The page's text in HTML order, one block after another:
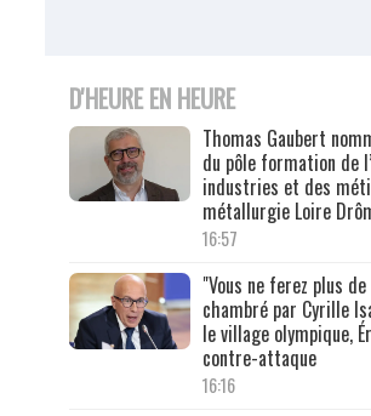
D'HEURE EN HEURE
Thomas Gaubert
du pôle formation de
industries et des
métallurgie Loire
16:57
"Vous ne ferez plus
chambré par Cyrille
le village olympique,
contre-attaque
16:16